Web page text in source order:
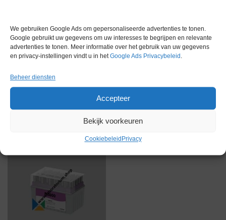
We gebruiken Google Ads om gepersonaliseerde advertenties te tonen.
Google gebruikt uw gegevens om uw interesses te begrijpen en relevante
advertenties te tonen. Meer informatie over het gebruik van uw gegevens
en privacy-instellingen vindt u in hetGoogle Ads Privacybeleid .
Beheer diensten
Accepteer
Bekijk voorkeuren
Cookiebeleid Privacy
Gerelateerde producten